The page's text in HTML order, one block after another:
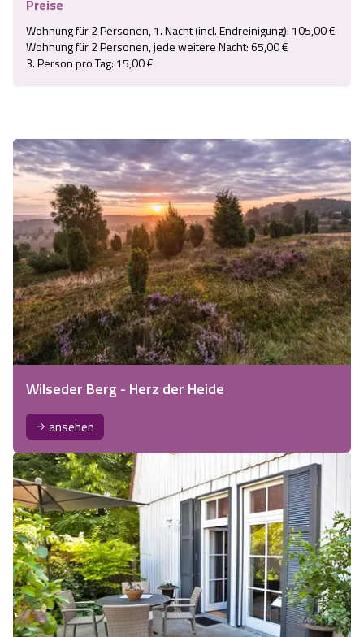
Preise
Wohnung für 2 Personen, 1. Nacht (incl. Endreinigung): 105,00 €
Wohnung für 2 Personen, jede weitere Nacht: 65,00 €
3. Person pro Tag: 15,00 €
Wilseder Berg - Herz der Heide
ansehen